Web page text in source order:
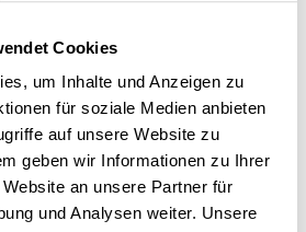
Cookies
um Inhalte und Anzeigen zu
für soziale Medien anbieten
auf unsere Website zu
geben wir Informationen zu Ihrer
an unsere Partner für
und Analysen weiter. Unsere